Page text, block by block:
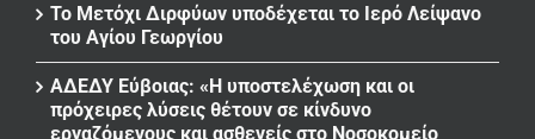
Το Μετόχι Διρφύων υποδέχεται το Ιερό Λείψανο
του Αγίου Γεωργίου
ΑΔΕΔΥ Εύβοιας: «Η υποστελέχωση και οι
πρόχειρες λύσεις θέτουν σε κίνδυνο
εργαζόμενους και ασθενείς στο Νοσοκομείο